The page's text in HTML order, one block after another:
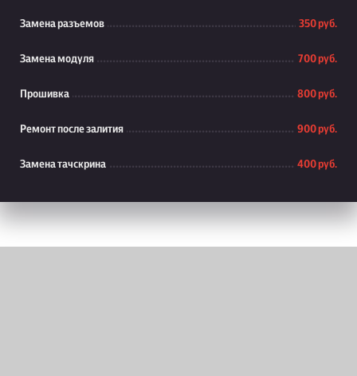
Замена разъемов 350 руб.
Замена модуля 700 руб.
Прошивка 800 руб.
Ремонт после залития 900 руб.
Замена тачскрина 400 руб.